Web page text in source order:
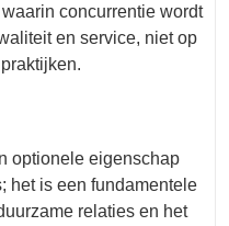
concurrentie wordt
en service, niet op
optionele eigenschap
het is een fundamentele
relaties en het